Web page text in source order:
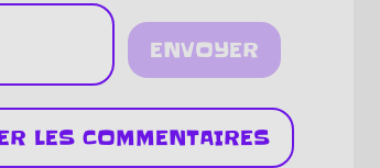
ENVOYER
LES COMMENTAIRES